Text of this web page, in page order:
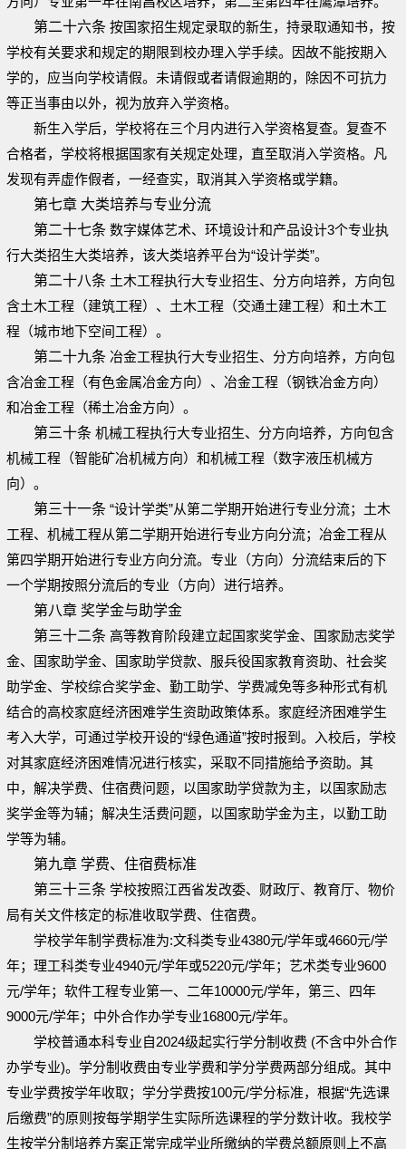
第二十六条 按国家招生规定录取的新生，持录取通知书，按
学校有关要求和规定的期限到校办理入学手续。因故不能按期入
学的，应当向学校请假。未请假或者请假逾期的，除因不可抗力
等正当事由以外，视为放弃入学资格。
新生入学后，学校将在三个月内进行入学资格复查。复查不
合格者，学校将根据国家有关规定处理，直至取消入学资格。凡
发现有弄虚作假者，一经查实，取消其入学资格或学籍。
第七章 大类培养与专业分流
第二十七条 数字媒体艺术、环境设计和产品设计3个专业执
行大类招生大类培养，该大类培养平台为“设计学类”。
第二十八条 土木工程执行大专业招生、分方向培养，方向包
含土木工程（建筑工程）、土木工程（交通土建工程）和土木工
程（城市地下空间工程）。
第二十九条 冶金工程执行大专业招生、分方向培养，方向包
含冶金工程（有色金属冶金方向）、冶金工程（钢铁冶金方向）
和冶金工程（稀土冶金方向）。
第三十条 机械工程执行大专业招生、分方向培养，方向包含
机械工程（智能矿冶机械方向）和机械工程（数字液压机械方
向）。
第三十一条 “设计学类”从第二学期开始进行专业分流；土木
工程、机械工程从第二学期开始进行专业方向分流；冶金工程从
第四学期开始进行专业方向分流。专业（方向）分流结束后的下
一个学期按照分流后的专业（方向）进行培养。
第八章 奖学金与助学金
第三十二条 高等教育阶段建立起国家奖学金、国家励志奖学
金、国家助学金、国家助学贷款、服兵役国家教育资助、社会奖
助学金、学校综合奖学金、勤工助学、学费减免等多种形式有机
结合的高校家庭经济困难学生资助政策体系。家庭经济困难学生
考入大学，可通过学校开设的“绿色通道”按时报到。入校后，学校
对其家庭经济困难情况进行核实，采取不同措施给予资助。其
中，解决学费、住宿费问题，以国家助学贷款为主，以国家励志
奖学金等为辅；解决生活费问题，以国家助学金为主，以勤工助
学等为辅。
第九章 学费、住宿费标准
第三十三条 学校按照江西省发改委、财政厅、教育厅、物价
局有关文件核定的标准收取学费、住宿费。
学校学年制学费标准为:文科类专业4380元/学年或4660元/学
年；理工科类专业4940元/学年或5220元/学年；艺术类专业9600
元/学年；软件工程专业第一、二年10000元/学年，第三、四年
9000元/学年；中外合作办学专业16800元/学年。
学校普通本科专业自2024级起实行学分制收费 (不含中外合作
办学专业)。学分制收费由专业学费和学分学费两部分组成。其中
专业学费按学年收取；学分学费按100元/学分标准，根据“先选课
后缴费”的原则按每学期学生实际所选课程的学分数计收。我校学
生按学分制培养方案正常完成学业所缴纳的学费总额原则上不高